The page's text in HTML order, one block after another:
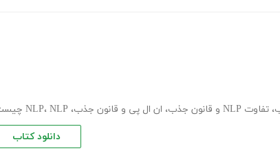
، تفاوت NLP و قانون جذب ، ان ال پی و قانون جذب، NLP، NLP چیست
دانلود کتاب